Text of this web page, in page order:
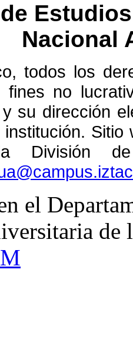
Nacional
todos los
fines no
su dirección
División
el